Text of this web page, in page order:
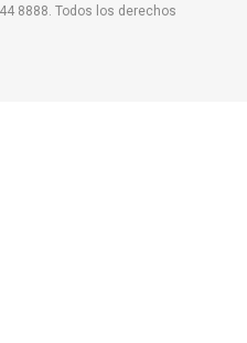
8888. Todos los derechos